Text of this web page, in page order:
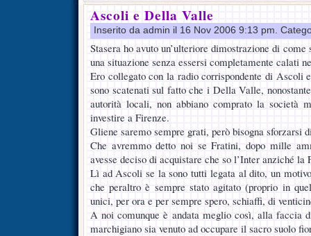
Ascoli e Della Valle
Inserito da admin il 16 Nov 2006 9:13 pm.
Stasera ho avuto un’ulteriore dimostrazione di
una situazione senza essersi completamente calati
Ero collegato con la radio corrispondente di Ascoli
sono scatenati sul fatto che i Della Valle,
autorità locali, non abbiano comprato la società
investire a Firenze.
Gliene saremo sempre grati, però bisogna sforzarsi
Che avremmo detto noi se Fratini, dopo mille
avesse deciso di acquistare che so l’Inter anziché la
Lì ad Ascoli se la sono tutti legata al dito, un
che peraltro è sempre stato agitato (proprio in
unici, per ora e per sempre spero, schiaffi, di
A noi comunque è andata meglio così, alla faccia
marchigiano sia venuto ad occupare il sacro suolo